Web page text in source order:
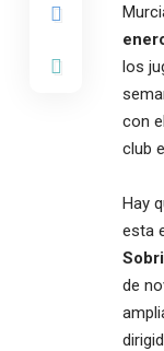
los
con
club
Hay
esta
de